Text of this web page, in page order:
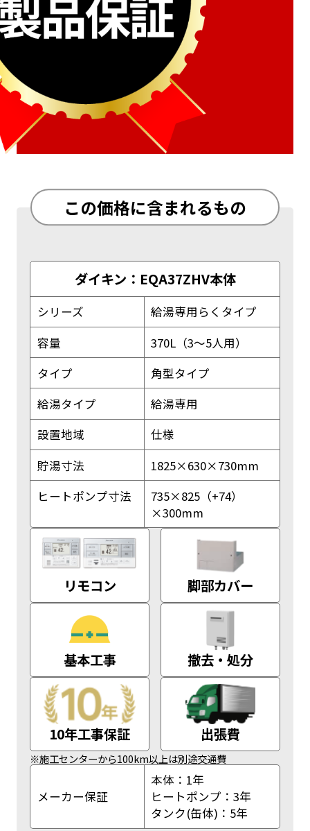
この価格に含まれるもの
ダイキン：EQA37ZHV本体
シリーズ
給湯専用らくタイプ
容量
370L（3～5人用）
タイプ
角型タイプ
給湯タイプ
給湯専用
設置地域
仕様
貯湯寸法
1825×630×730mm
ヒートポンプ寸法
735×825（+74）
×300mm
リモコン 脚部カバー
基本工事 撤去・処分
10年工事保証 出張費
※施工センターから100km以上は別途交通費
メーカー保証
本体：1年
ヒートポンプ：3年
タンク(缶体)：5年